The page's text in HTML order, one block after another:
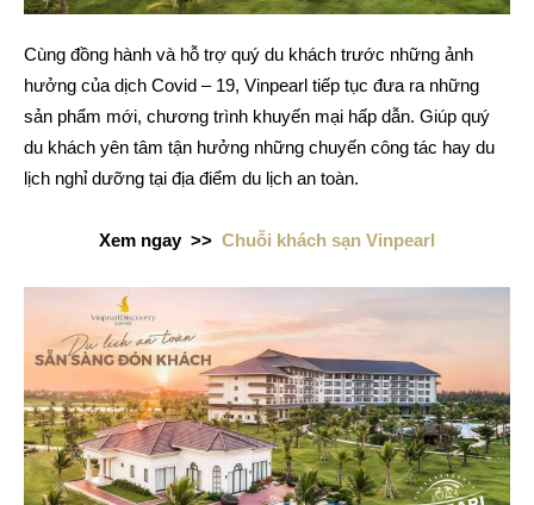
Cùng đồng hành và hỗ trợ quý du khách trước những ảnh
hưởng của dịch Covid – 19, Vinpearl tiếp tục đưa ra những
sản phẩm mới, chương trình khuyến mại hấp dẫn. Giúp quý
du khách yên tâm tận hưởng những chuyến công tác hay du
lịch nghỉ dưỡng tại địa điểm du lịch an toàn.
Xem ngay >> Chuỗi khách sạn Vinpearl